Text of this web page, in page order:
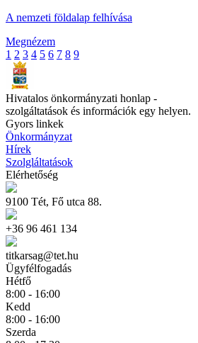
A nemzeti földalap felhívása
Megnézem
1 2 3 4 5 6 7 8 9
Hivatalos önkormányzati honlap -
szolgáltatások és információk egy helyen.
Gyors linkek
Önkormányzat
Hírek
Szolgláltatások
Elérhetőség
9100 Tét, Fő utca 88.
+36 96 461 134
titkarsag@tet.hu
Ügyfélfogadás
Hétfő
8:00 - 16:00
Kedd
8:00 - 16:00
Szerda